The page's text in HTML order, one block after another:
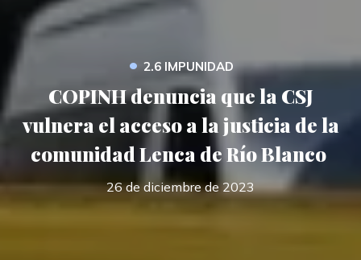
• 2.6 IMPUNIDAD
COPINH denuncia que la CSJ
vulnera el acceso a la justicia de la
comunidad Lenca de Río Blanco
26 de diciembre de 2023